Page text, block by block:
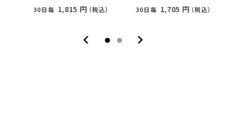
チュラル30日毎 1,815 円 （税込）
orブラウン×ブラックorナチ
30日毎 1,705 円 （税込）